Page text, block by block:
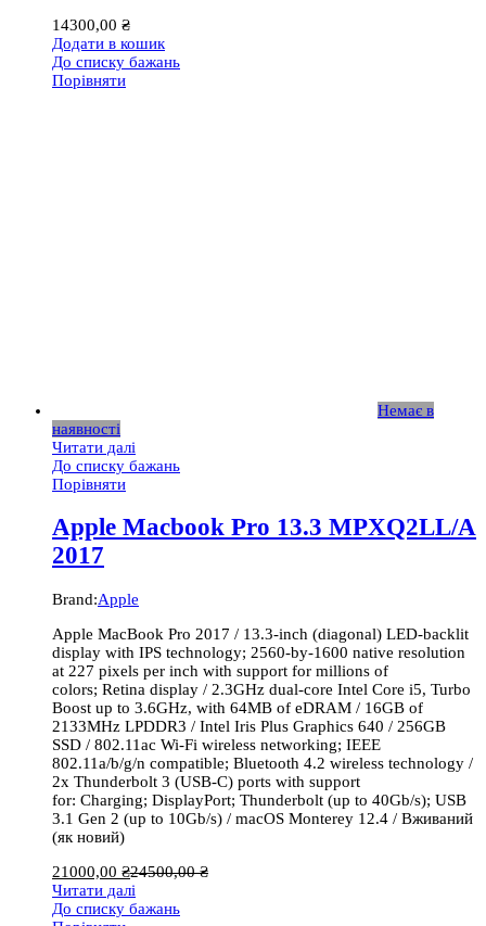
14300,00 ₴
Додати в кошик
До списку бажань
Порівняти
Немає в
наявності
Читати далі
До списку бажань
Порівняти
Apple Macbook Pro 13.3 MPXQ2LL/A
2017
Brand:Apple
Apple MacBook Pro 2017 / 13.3-inch (diagonal) LED-backlit
display with IPS technology; 2560-by-1600 native resolution
at 227 pixels per inch with support for millions of
colors; Retina display / 2.3GHz dual-core Intel Core i5, Turbo
Boost up to 3.6GHz, with 64MB of eDRAM / 16GB of
2133MHz LPDDR3 / Intel Iris Plus Graphics 640 / 256GB
SSD / 802.11ac Wi-Fi wireless networking; IEEE
802.11a/b/g/n compatible; Bluetooth 4.2 wireless technology /
2x Thunderbolt 3 (USB-C) ports with support
for: Charging; DisplayPort; Thunderbolt (up to 40Gb/s); USB
3.1 Gen 2 (up to 10Gb/s) / macOS Monterey 12.4 / Вживаний
(як новий)
21000,00 ₴24500,00₴
Читати далі
До списку бажань